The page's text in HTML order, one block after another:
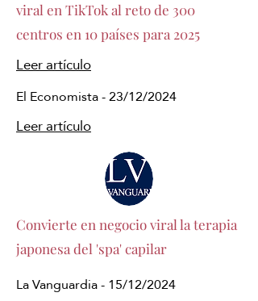
viral en TikTok al reto de 300
centros en 10 países para 2025
Leer artículo
El Economista - 23/12/2024
Leer artículo
Convierte en negocio viral la terapia
japonesa del 'spa' capilar
La Vanguardia - 15/12/2024